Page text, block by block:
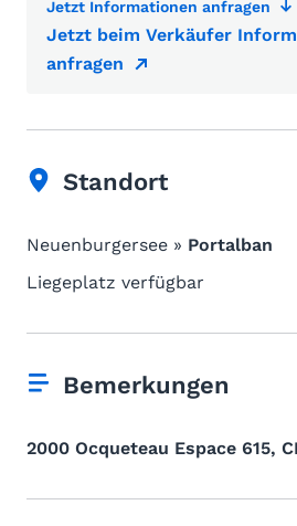
Jetzt Informationen anfragen
Jetzt beim Verkäufer
anfragen
Standort
Neuenburgersee » Portalban
Liegeplatz verfügbar
Bemerkungen
2000 Ocqueteau Espace 615,